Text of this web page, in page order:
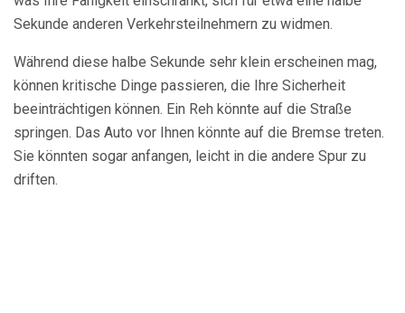
Sekunde anderen Verkehrsteilnehmern zu widmen.
Während diese halbe Sekunde sehr klein erscheinen mag,
können kritische Dinge passieren, die Ihre Sicherheit
beeinträchtigen können. Ein Reh könnte auf die Straße
springen. Das Auto vor Ihnen könnte auf die Bremse treten.
Sie könnten sogar anfangen, leicht in die andere Spur zu
driften.